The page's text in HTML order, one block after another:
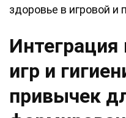
здоровье в игровой и
игр и
привычек